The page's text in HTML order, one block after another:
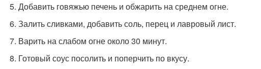
5. Добавить говяжью печень и обжарить на среднем огне.
6. Залить сливками, добавить соль, перец и лавровый лист.
7. Варить на слабом огне около 30 минут.
8. Готовый соус посолить и поперчить по вкусу.